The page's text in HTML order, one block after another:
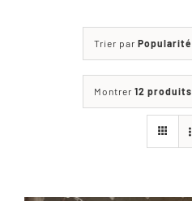
A propos de l’atelier
La Boutique
Trier par Popularité
Montrer 12 produits